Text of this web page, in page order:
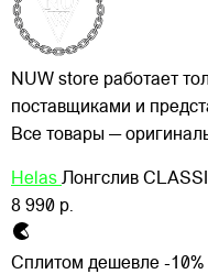
NUW store работает
поставщиками и
Все товары —
Helas Лонгслив
8 990 р.
Сплитом дешевле -10%